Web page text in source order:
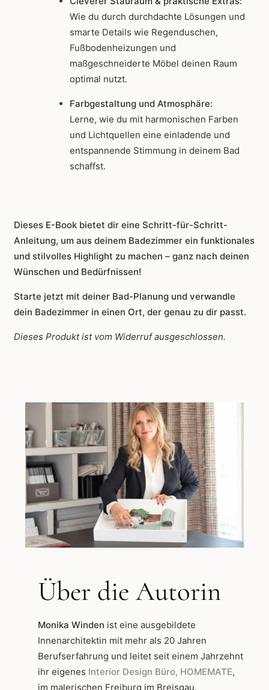
Wie du durch durchdachte Lösungen und
smarte Details wie Regenduschen,
Fußbodenheizungen und
maßgeschneiderte Möbel deinen Raum
optimal nutzt.
Farbgestaltung und Atmosphäre:
Lerne, wie du mit harmonischen Farben
und Lichtquellen eine einladende und
entspannende Stimmung in deinem Bad
schaffst.
Dieses E-Book bietet dir eine Schritt-für-Schritt-
Anleitung, um aus deinem Badezimmer ein funktionales
und stilvolles Highlight zu machen – ganz nach deinen
Wünschen und Bedürfnissen!
Starte jetzt mit deiner Bad-Planung und verwandle
dein Badezimmer in einen Ort, der genau zu dir passt.
Dieses Produkt ist vom Widerruf ausgeschlossen.
Über die Autorin
Monika Winden ist eine ausgebildete
Innenarchitektin mit mehr als 20 Jahren
Berufserfahrung und leitet seit einem Jahrzehnt
ihr eigenes Interior Design Büro, HOMEMATE,
im malerischen Freiburg im Breisgau.